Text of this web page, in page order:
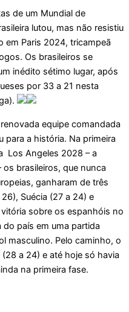
de um Mundial de
lutou, mas não resistiu
em Paris 2024, tricampeã
Os brasileiros se
inédito sétimo lugar, após
por 33 a 21 nesta
equipe comandada
para a história. Na primeira
Los Angeles 2028 – a
brasileiros, que nunca
ganharam de três
Suécia (27 a 24) e
sobre os espanhóis no
país em uma partida
masculino. Pelo caminho, o
a 24) e até hoje só havia
na primeira fase.